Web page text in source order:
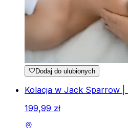
Dodaj do ulubionych
Kolacja w Jack Sparrow |
199,99 zł